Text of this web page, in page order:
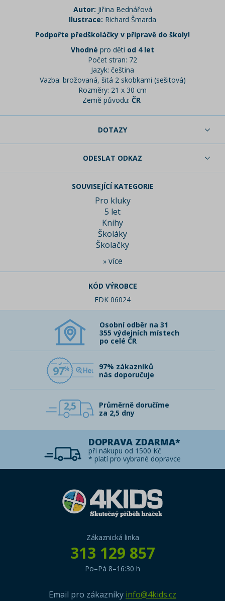
Autor: Jiřina Bednářová
Ilustrace: Richard Šmarda
Podpořte předškoláčky v přípravě do školy!
Vhodné pro děti od 4 let
Počet stran: 72
Jazyk: čeština
Vazba: brožovaná, šitá 2 skobkami (sešitová)
Rozměry: 21 x 30 cm
Země původu: ČR
DOTAZY
ODESLAT ODKAZ
SOUVISEJÍCÍ KATEGORIE
Pro kluky
5 let
Knihy
Školáky
Školačky
» více
KÓD VÝROBCE
EDK 06024
Osobní odběr na 31
355 výdejních místech
po celé ČR
97
97% zákazníků
nás doporučuje
2,5
Průměrně doručíme
za 2,5 dny
DOPRAVA ZDARMA*
při nákupu od 1500 Kč
* platí pro vybrané dopravce
Zákaznická linka
313 129 857
Po–Pá 8–16:30 h
Email pro zákazníky info@4kids.cz